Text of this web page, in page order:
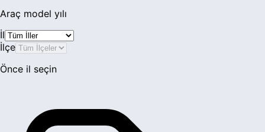
Araç model yılı
İl
İlçe
Önce il seçin